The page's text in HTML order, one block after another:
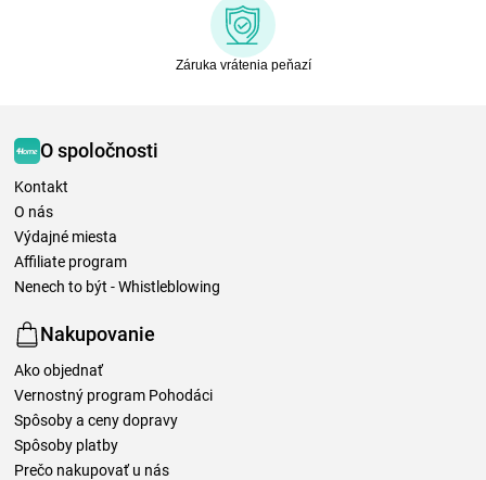
Záruka vrátenia peňazí
O spoločnosti
Kontakt
O nás
Výdajné miesta
Affiliate program
Nenech to být - Whistleblowing
Nakupovanie
Ako objednať
Vernostný program Pohodáci
Spôsoby a ceny dopravy
Spôsoby platby
Prečo nakupovať u nás